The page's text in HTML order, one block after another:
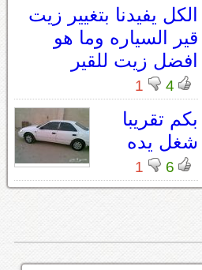
الكل يفيدنا بتغيير زيت
قير السياره وما هو
افضل زيت للقير
4
1
بكم تقريبا
شغل يده
6
1